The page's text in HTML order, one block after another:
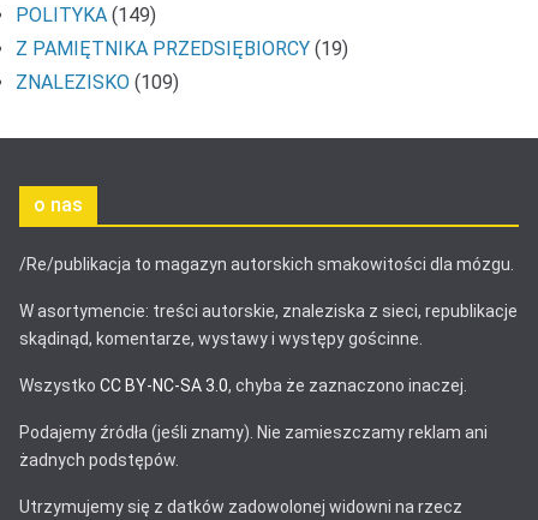
POLITYKA (149)
Z PAMIĘTNIKA PRZEDSIĘBIORCY (19)
ZNALEZISKO (109)
o nas
/Re/publikacja to magazyn autorskich smakowitości dla mózgu.
W asortymencie: treści autorskie, znaleziska z sieci, republikacje
skądinąd, komentarze, wystawy i występy gościnne.
Wszystko CC BY-NC-SA 3.0, chyba że zaznaczono inaczej.
Podajemy źródła (jeśli znamy). Nie zamieszczamy reklam ani
żadnych podstępów.
Utrzymujemy się z datków zadowolonej widowni na rzecz